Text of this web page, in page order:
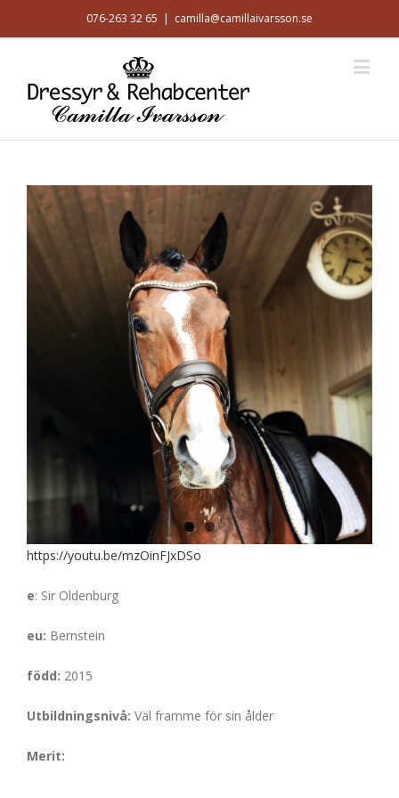
076-263 32 65 | camilla@camillaivarsson.se
https://youtu.be/mzOinFJxDSo
e: Sir Oldenburg
eu: Bernstein
född: 2015
Utbildningsnivå: Väl framme för sin ålder
Merit: